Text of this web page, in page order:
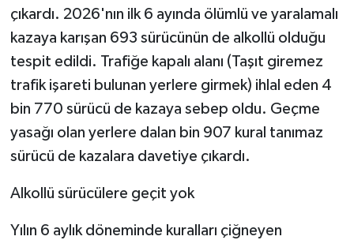
çıkardı. 2026'nın ilk 6 ayında ölümlü ve yaralamalı
kazaya karışan 693 sürücünün de alkollü olduğu
tespit edildi. Trafiğe kapalı alanı (Taşıt giremez
trafik işareti bulunan yerlere girmek) ihlal eden 4
bin 770 sürücü de kazaya sebep oldu. Geçme
yasağı olan yerlere dalan bin 907 kural tanımaz
sürücü de kazalara davetiye çıkardı.
Alkollü sürücülere geçit yok
Yılın 6 aylık döneminde kuralları çiğneyen